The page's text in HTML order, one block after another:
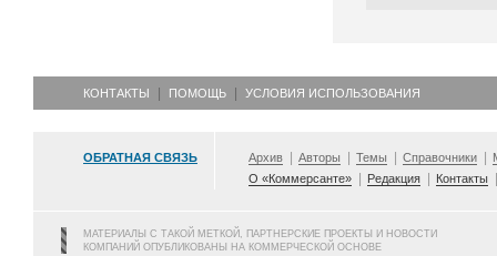
КОНТАКТЫ ПОМОЩЬ УСЛОВИЯ ИСПОЛЬЗОВАНИЯ
ОБРАТНАЯ СВЯЗЬ Архив Авторы Темы Справочники
О «Коммерсанте»
Редакция Контакты
МАТЕРИАЛЫ С ТАКОЙ МЕТКОЙ, ПАРТНЕРСКИЕ ПРОЕКТЫ И НОВОСТИ
КОМПАНИЙ ОПУБЛИКОВАНЫ НА КОММЕРЧЕСКОЙ ОСНОВЕ